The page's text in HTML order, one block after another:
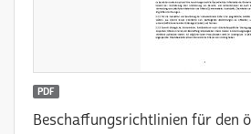
PDF
Beschaffungsrichtlinien für den